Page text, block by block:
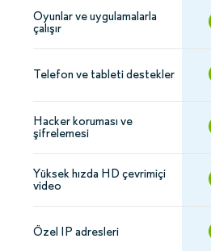
Oyunlar ve uygulamalarla
çalışır
Telefon ve tableti destekler
Hacker koruması ve
şifrelemesi
Yüksek hızda HD çevrimiçi
video
Özel IP adresleri